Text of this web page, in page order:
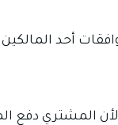
أحد
المشتري دفع